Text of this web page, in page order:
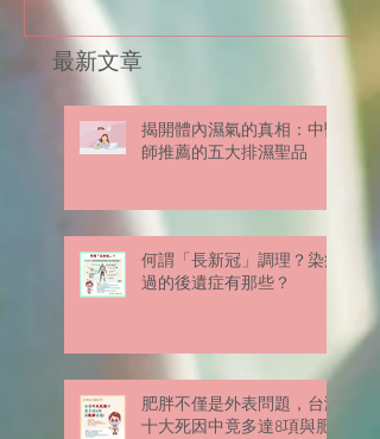
最新文章
揭開體內濕氣的真相：中醫
師推薦的五大排濕聖品
何謂「長新冠」調理？染疫
過的後遺症有那些？
肥胖不僅是外表問題，台灣
十大死因中竟多達8項與肥